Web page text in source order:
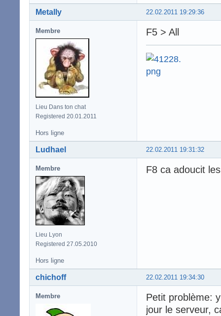
22.02.2011 19:29:36
Metally
Membre
Lieu Dans ton chat
Registered 20.01.2011
F5 > All
Hors ligne
22.02.2011 19:31:32
Ludhael
Membre
Lieu Lyon
Registered 27.05.2010
F8 ca adoucit
Hors ligne
22.02.2011 19:34:30
chichoff
Membre
Petit problème:
jour le serveur,